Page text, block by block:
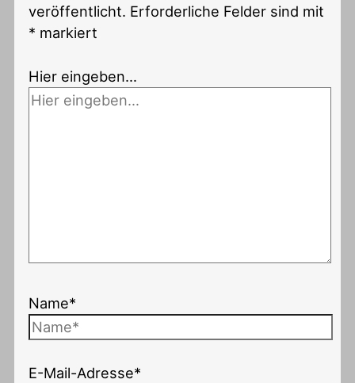
veröffentlicht. Erforderliche Felder sind mit
* markiert
Hier eingeben…
Name*
E-Mail-Adresse*